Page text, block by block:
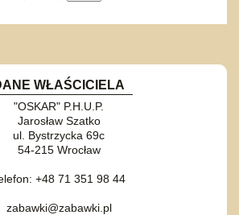
WŁAŚCICIELA
"OSKAR" P.H.U.P.
Jarosław Szatko
ul. Bystrzycka 69c
54-215 Wrocław
+48 71 351 98 44
zabawki@zabawki.pl